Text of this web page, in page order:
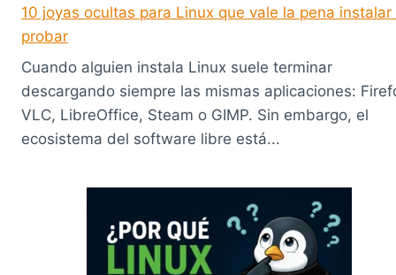
10 joyas ocultas para Linux que vale la pena instalar
probar
Cuando alguien instala Linux suele terminar
descargando siempre las mismas aplicaciones:
VLC, LibreOffice, Steam o GIMP. Sin embargo, el
ecosistema del software libre está...